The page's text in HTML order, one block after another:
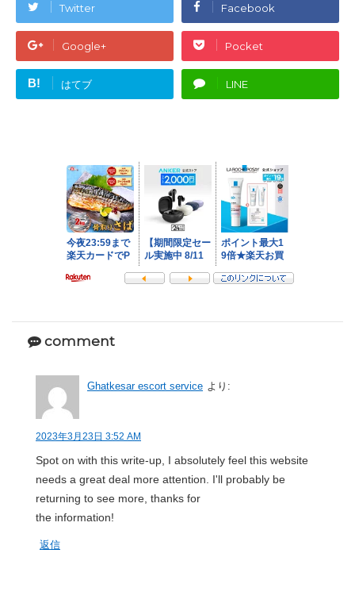
Twitter Facebook
Google+ Pocket
B! はてブ LINE
comment
Ghatkesar escort service より:
2023年3月23日 3:52 AM
Spot on with this write-up, I absolutely feel this website
needs a great deal more attention. I'll probably be
returning to see more, thanks for
the information!
返信